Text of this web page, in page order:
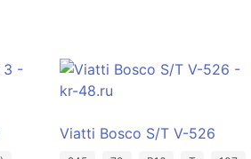
524
205/70/R15C
R
Viatti Bosco S/T V-526